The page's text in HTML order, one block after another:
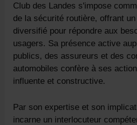
Club des Landes s'impose
de la sécurité routière, offrant
diversifié pour répondre aux
usagers. Sa présence active
publics, des assureurs et des
automobiles confère à ses
influente et constructive.
Par son expertise et son
incarne un interlocuteur